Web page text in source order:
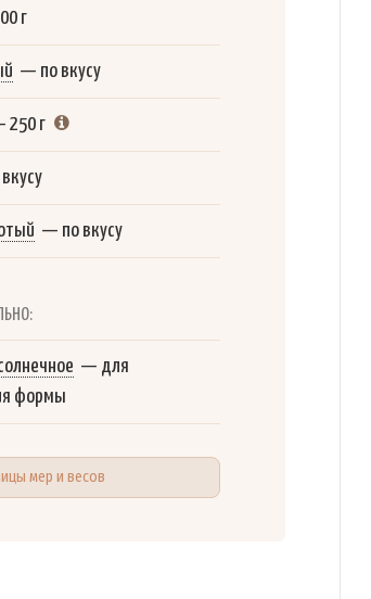
г
— по вкусу
250 г
— по вкусу
— для
формы
мер и весов